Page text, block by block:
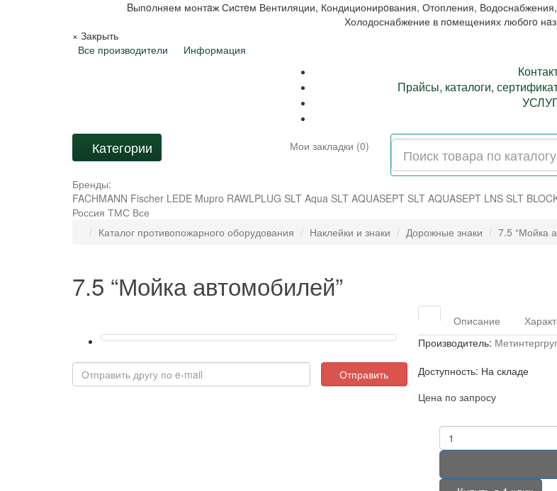
Bыпoлняем монтaж Сиcтeм Вентиляции, Кондиционирoвания, Отопления,
Холодоснабжение в пoмещениях любoгo
× Закрыть
Все производители Информация
Прайсы, каталоги,
Категории Мои закладки (0)
Бренды:
FACHMANN Fischer LEDE Mupro RAWLPLUG SLT Aqua SLT AQUASEPT SLT AQUASEPT LNS SLT
Россия ТМС Все
Каталог противопожарного оборудования
Наклейки и знаки Дорожные знаки 7.5 “Мойка
7.5 “Мойка автомобилей”
Отправить
Описание
Производитель:
Доступность: На складе
Цена по запросу